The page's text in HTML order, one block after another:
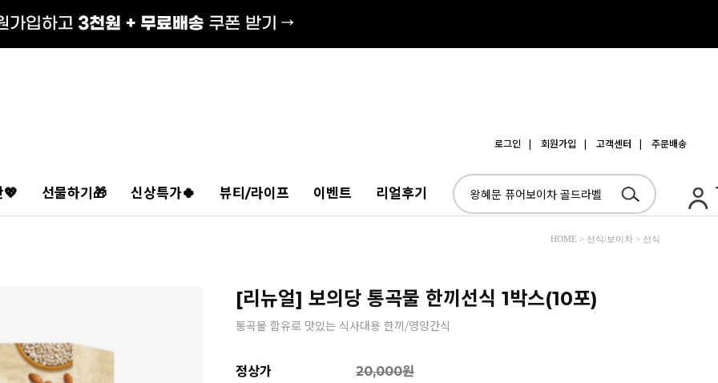
로그인 | 회원가입 | 고객센터 | 주문배송
💖 선물하기🎁 신상특가🍀 뷰티/라이프 이벤트 리얼후기
HOME > 선식/보이차 > 선식
[리뉴얼] 보의당 통곡물 한끼선식 1박스(10포)
통곡물 함유로 맛있는 식사대용 한끼/영양간식
정상가 20,000원